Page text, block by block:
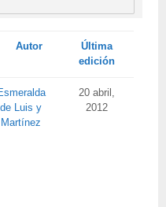
Autor
Última
edición
de Luis y
Martínez
20 abril,
2012